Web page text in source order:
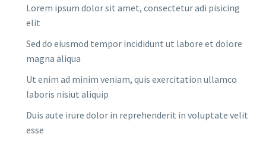
Lorem ipsum dolor sit amet, consectetur adi pisicing
elit
Sed do eiusmod tempor incididunt ut labore et dolore
magna aliqua
Ut enim ad minim veniam, quis exercitation ullamco
laboris nisiut aliquip
Duis aute irure dolor in reprehenderit in voluptate velit
esse